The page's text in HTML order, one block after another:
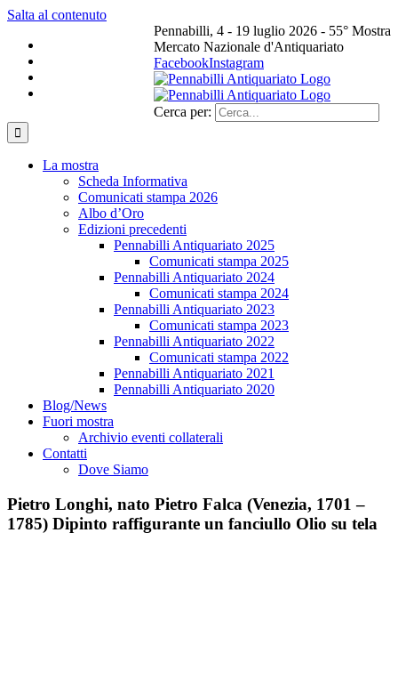
Salta al contenuto
Pennabilli, 4 - 19 luglio 2026 - 55° Mostra
Mercato Nazionale d'Antiquariato
FacebookInstagram
Cerca per:
La mostra
Scheda Informativa
Comunicati stampa 2026
Albo d’Oro
Edizioni precedenti
Pennabilli Antiquariato 2025
Comunicati stampa 2025
Pennabilli Antiquariato 2024
Comunicati stampa 2024
Pennabilli Antiquariato 2023
Comunicati stampa 2023
Pennabilli Antiquariato 2022
Comunicati stampa 2022
Pennabilli Antiquariato 2021
Pennabilli Antiquariato 2020
Blog/News
Fuori mostra
Archivio eventi collaterali
Contatti
Dove Siamo
Pietro Longhi, nato Pietro Falca (Venezia, 1701 –
1785) Dipinto raffigurante un fanciullo Olio su tela